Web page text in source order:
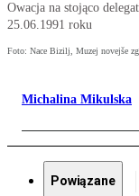
Owacja na stojąco
25.06.1991 roku
Foto: Nace Bizilj, Muzej novejše
Michalina Mikulska
Powiązane